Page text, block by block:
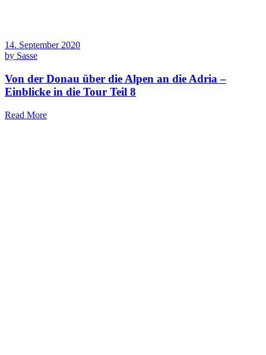
14. September 2020
by Sasse
Von der Donau über die Alpen an die Adria –
Einblicke in die Tour Teil 8
Read More